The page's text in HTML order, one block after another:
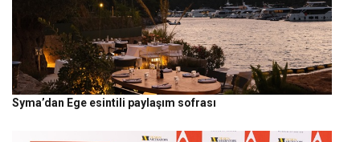
Syma’dan Ege esintili paylaşım sofrası